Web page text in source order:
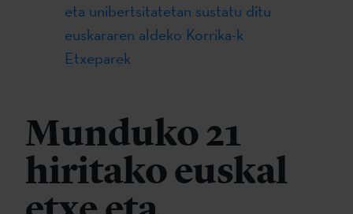
eta unibertsitatetan sustatu ditu
euskararen aldeko Korrika-k
Etxeparek
Munduko 21
hiritako euskal